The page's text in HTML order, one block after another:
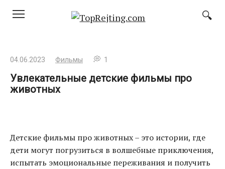
04.06.2023 Фильмы 1
Увлекательные детские фильмы про
животных
Детские фильмы про животных – это истории, где
дети могут погрузиться в волшебные приключения,
испытать эмоциональные переживания и получить